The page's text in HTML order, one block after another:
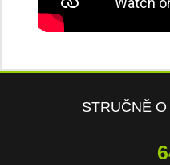
STRUČNĚ